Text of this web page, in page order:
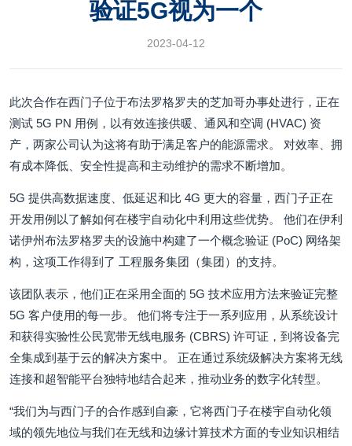
验证5G视为一个
2023-04-12
此次合作在西门子位于布法罗格罗夫的芝加哥办事处进行，正在
测试 5G PN 用例，以有效连接供暖、通风和空调 (HVAC) 资
产，两家公司认为这将有助于满足客户的能源需求。 对效率、拥
有成本降低、安全性提高和主动维护的需求不断增加。
5G 提供高数据速度、低延迟和比 4G 更大的容量，西门子正在
开发用例以了解如何在楼宇自动化中利用这些优势。 他们在伊利
诺伊州布法罗格罗夫的设施中构建了一个概念验证 (PoC) 网络架
构，这项工作得到了 工程服务集团（集团）的支持。
该团队表示，他们正在采用全面的 5G 技术应用方法来验证完整
5G 客户使用的每一步。 他们将专注于一系列应用，从系统设计
和获得实验性公民宽带无线电服务 (CBRS) 许可证，到将设备完
全集成到基于云的解决方案中。 正在通过系统级解决方案将无线
连接和超智能平台独特地结合起来，推动业务的数字化转型。
“我们为与西门子的合作感到自豪，它将西门子在楼宇自动化领
域的领先地位与我们在无线和边缘计算技术方面的专业知识相结